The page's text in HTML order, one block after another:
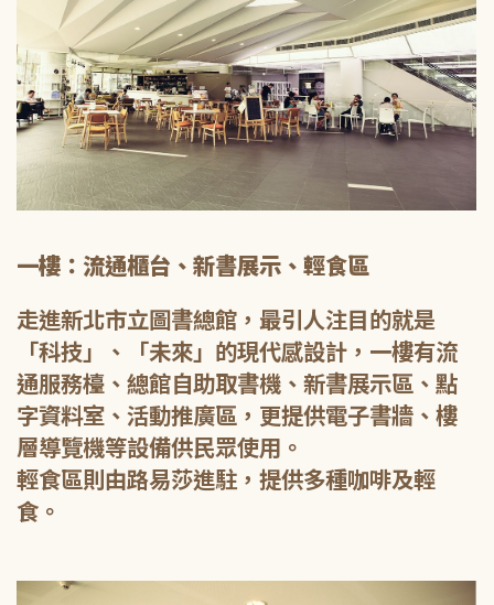
一樓：流通櫃台、新書展示、輕食區
走進新北市立圖書總館，最引人注目的就是
「科技」、「未來」的現代感設計，一樓有流
通服務檯、總館自助取書機、新書展示區、點
字資料室、活動推廣區，更提供電子書牆、樓
層導覽機等設備供民眾使用。
輕食區則由路易莎進駐，提供多種咖啡及輕
食。